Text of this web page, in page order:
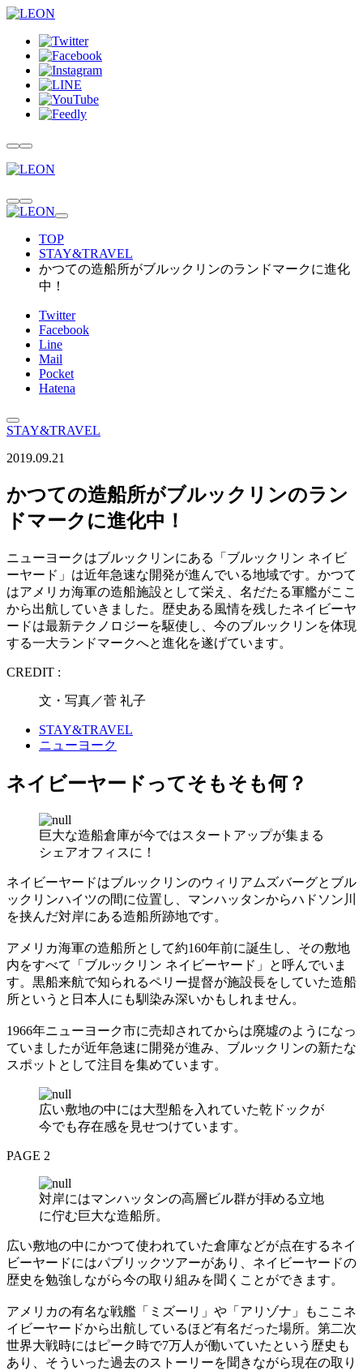
TOP
STAY&TRAVEL
かつての造船所がブルックリンのランドマークに進化
中！
Twitter
Facebook
Line
Mail
Pocket
Hatena
STAY&TRAVEL
2019.09.21
かつての造船所がブルックリンのラン
ドマークに進化中！
ニューヨークはブルックリンにある「ブルックリン ネイビ
ーヤード」は近年急速な開発が進んでいる地域です。かつて
はアメリカ海軍の造船施設として栄え、名だたる軍艦がここ
から出航していきました。歴史ある風情を残したネイビーヤ
ードは最新テクノロジーを駆使し、今のブルックリンを体現
する一大ランドマークへと進化を遂げています。
CREDIT :
文・写真／菅 礼子
STAY&TRAVEL
ニューヨーク
ネイビーヤードってそもそも何？
巨大な造船倉庫が今ではスタートアップが集まる
シェアオフィスに！
ネイビーヤードはブルックリンのウィリアムズバーグとブル
ックリンハイツの間に位置し、マンハッタンからハドソン川
を挟んだ対岸にある造船所跡地です。
アメリカ海軍の造船所として約160年前に誕生し、その敷地
内をすべて「ブルックリン ネイビーヤード」と呼んでいま
す。黒船来航で知られるペリー提督が施設長をしていた造船
所というと日本人にも馴染み深いかもしれません。
1966年ニューヨーク市に売却されてからは廃墟のようになっ
ていましたが近年急速に開発が進み、ブルックリンの新たな
スポットとして注目を集めています。
広い敷地の中には大型船を入れていた乾ドックが
今でも存在感を見せつけています。
PAGE 2
対岸にはマンハッタンの高層ビル群が拝める立地
に佇む巨大な造船所。
広い敷地の中にかつて使われていた倉庫などが点在するネイ
ビーヤードにはパブリックツアーがあり、ネイビーヤードの
歴史を勉強しながら今の取り組みを聞くことができます。
アメリカの有名な戦艦「ミズーリ」や「アリゾナ」もここネ
イビーヤードから出航しているほど有名だった場所。第二次
世界大戦時にはピーク時で7万人が働いていたという歴史も
あり、そういった過去のストーリーを聞きながら現在の取り